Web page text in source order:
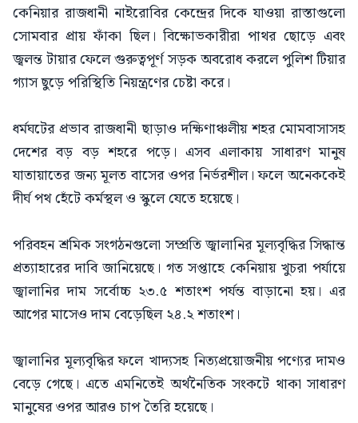
কেনিয়ার রাজধানী নাইরোবির কেন্দ্রের দিকে যাওয়া রাস্তাগুলো
সোমবার প্রায় ফাঁকা ছিল। বিক্ষোভকারীরা পাথর ছোড়ে এবং
জ্বলন্ত টায়ার ফেলে গুরুত্বপূর্ণ সড়ক অবরোধ করলে পুলিশ টিয়ার
গ্যাস ছুড়ে পরিস্থিতি নিয়ন্ত্রণের চেষ্টা করে।
ধর্মঘটের প্রভাব রাজধানী ছাড়াও দক্ষিণাঞ্চলীয় শহর মোমবাসাসহ
দেশের বড় বড় শহরে পড়ে। এসব এলাকায় সাধারণ মানুষ
যাতায়াতের জন্য মূলত বাসের ওপর নির্ভরশীল। ফলে অনেককেই
দীর্ঘ পথ হেঁটে কর্মস্থল ও স্কুলে যেতে হয়েছে।
পরিবহন শ্রমিক সংগঠনগুলো সম্প্রতি জ্বালানির মূল্যবৃদ্ধির সিদ্ধান্ত
প্রত্যাহারের দাবি জানিয়েছে। গত সপ্তাহে কেনিয়ায় খুচরা পর্যায়ে
জ্বালানির দাম সর্বোচ্চ ২৩.৫ শতাংশ পর্যন্ত বাড়ানো হয়। এর
আগের মাসেও দাম বেড়েছিল ২৪.২ শতাংশ।
জ্বালানির মূল্যবৃদ্ধির ফলে খাদ্যসহ নিত্যপ্রয়োজনীয় পণ্যের দামও
বেড়ে গেছে। এতে এমনিতেই অর্থনৈতিক সংকটে থাকা সাধারণ
মানুষের ওপর আরও চাপ তৈরি হয়েছে।